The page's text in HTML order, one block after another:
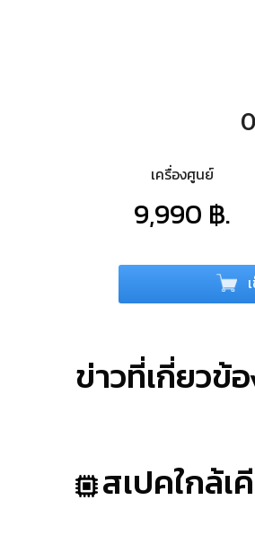
เครื่องศูนย์
9,990 ฿.
ข่าวที่เกี่ยวข้
สเปคใกล้เ